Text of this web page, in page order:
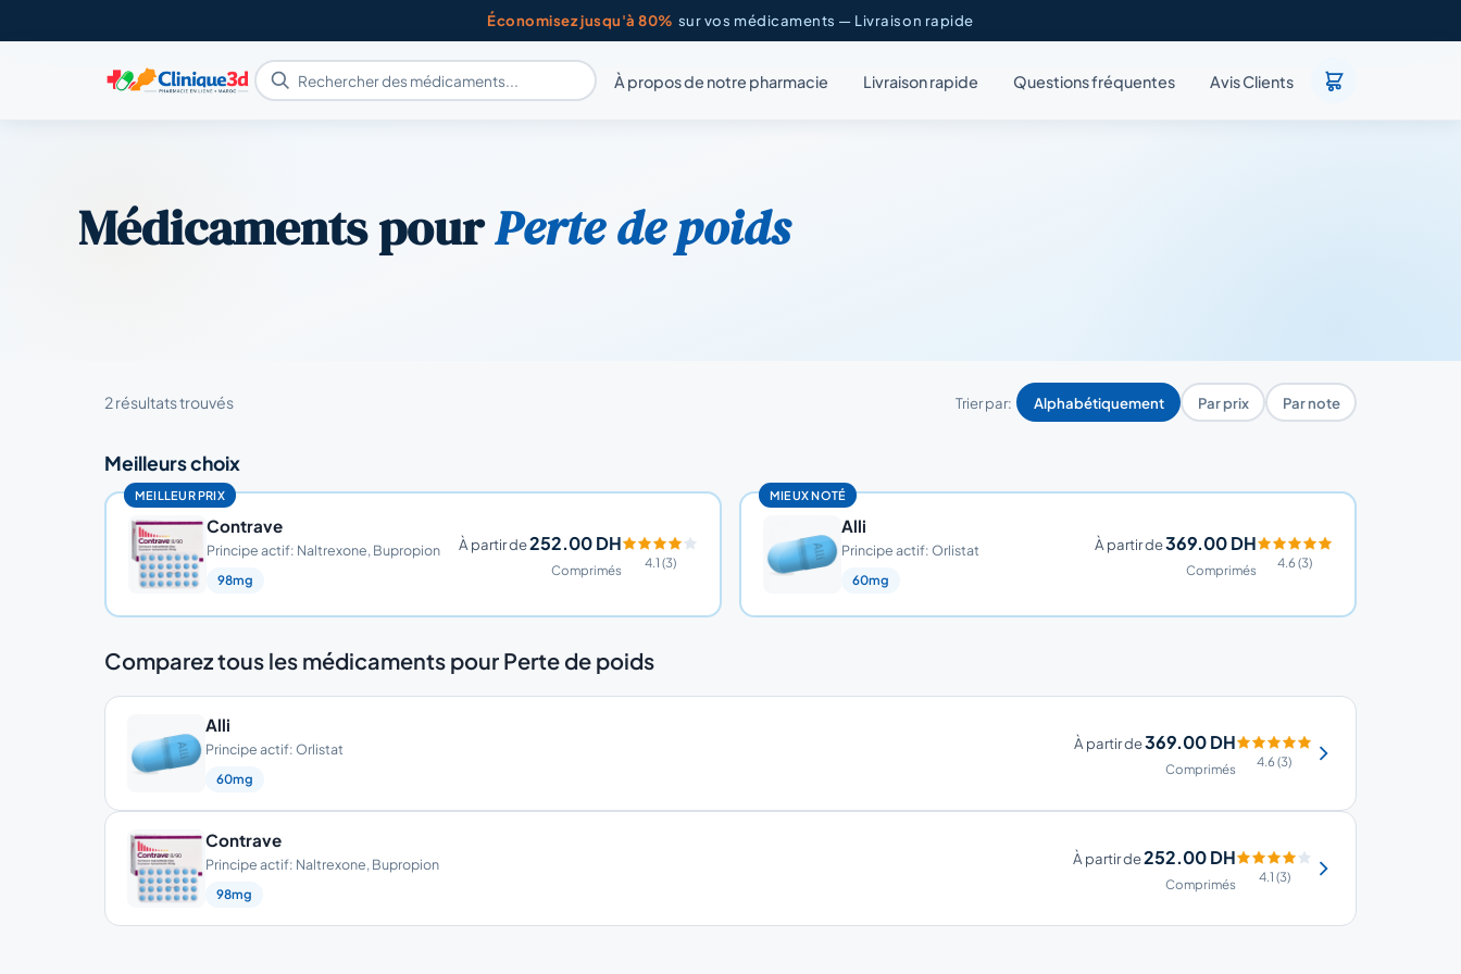
Économisez jusqu'à 80% sur vos médicaments — Livraison rapide
À propos de notre pharmacie Livraison rapide Questions fréquentes Avis Clients
Médicaments pourPerte de poids
2 résultats trouvés Trier par: Alphabétiquement Par prix Par note
Meilleurs choix
MEILLEUR PRIX
Contrave
Principe actif: Naltrexone, Bupropion
98mg
À partir de252.00 DH
Comprimés 4.1 (3)
MIEUX NOTÉ
Alli
Principe actif: Orlistat
60mg
À partir de369.00 DH
Comprimés 4.6 (3)
Comparez tous les médicaments pour Perte de poids
Contrave
Principe actif: Naltrexone, Bupropion
98mg
À partir de252.00 DH
Comprimés 4.1 (3)
Alli
Principe actif: Orlistat
60mg
À partir de369.00 DH
Comprimés 4.6 (3)